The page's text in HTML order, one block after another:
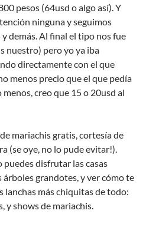
pesos (64usd o algo así). Y
ninguna y seguimos
demás. Al final el tipo nos fue
nuestro) pero yo ya iba
directamente con el que
menos precio que el que pedía
creo que 15 o 20usd al
mariachis gratis, cortesía de
(se oye, no lo pude evitar!).
disfrutar las casas
grandotes, y ver cómo te
lanchas más chiquitas de todo:
y shows de mariachis.